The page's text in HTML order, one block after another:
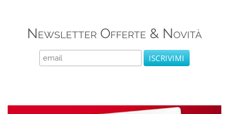
Newsletter Offerte & Novità